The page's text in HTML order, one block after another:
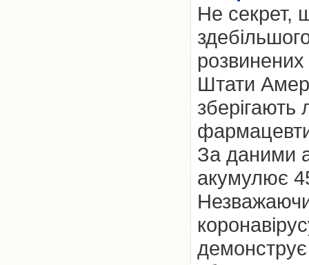
Не секрет,
Штати
зберігають
За даними
акумулює
Незважаючи